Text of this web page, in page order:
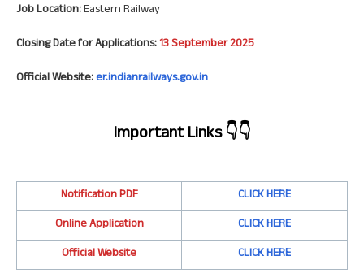
Job Location:Eastern Railway
Closing Date for Applications:13 September 2025
Official Website:er.indianrailways.gov.in
Important Links👇👇
Notification PDF
CLICK HERE
Online Application
CLICK HERE
Official Website
CLICK HERE